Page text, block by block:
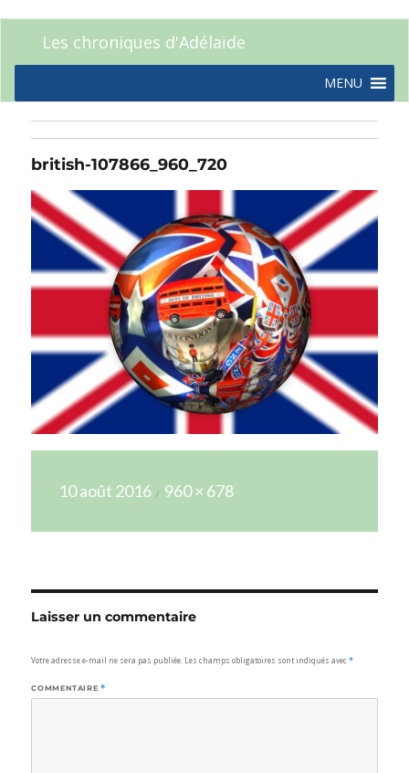
Les chroniques d'Adélaïde
MENU
british-107866_960_720
10 août 2016
réelle
960 × 678
Laisser un commentaire
Votre adresse e-mail ne sera pas publiée. Les champs obligatoires sont indiqués avec*
COMMENTAIRE *